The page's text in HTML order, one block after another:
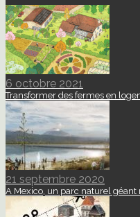
6 octobre 2021
Transformer des fermes en
21 septembre 2020
A Mexico, un parc naturel